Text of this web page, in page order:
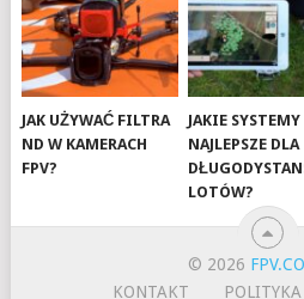
JAK UŻYWAĆ FILTRA
ND W KAMERACH
FPV?
JAKIE
NAJLEPSZE DLA
LOTÓW?
© 2026
KONTAKT